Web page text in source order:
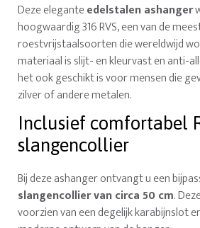
Deze eleganteedelstalen ashanger
hoogwaardig 316 RVS, een van de
roestvrijstaalsoorten die wereldwijd
materiaal is slijt- en kleurvast en anti-
het ook geschikt is voor mensen die
zilver of andere metalen.
Inclusief comfortabel
slangencollier
Bij deze ashanger ontvangt u een
slangencollier van circa 50 cm.
voorzien van een degelijk karabijnslot